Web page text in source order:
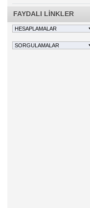
FAYDALI LİNKLER